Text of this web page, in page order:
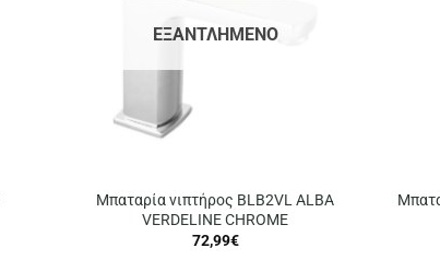
ΕΞΑΝΤΛΗΜΈΝΟ
Μπαταρία νιπτήρος BLB2VL ALBA
VERDELINE CHROME
72,99€